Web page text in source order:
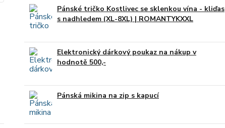
Pánské tričko Kostlivec se sklenkou vína - kliďas
s nadhledem (XL-8XL) | ROMANTYKXXL
Elektronický dárkový poukaz na nákup v
hodnotě 500,-
Pánská mikina na zip s kapucí